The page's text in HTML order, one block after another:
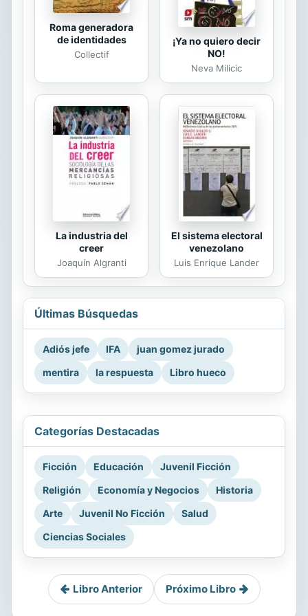
Roma generadora
de identidades
Collectif
¡Ya no quiero decir
NO!
Neva Milicic
La industria del
creer
Joaquín Algranti
El sistema electoral
venezolano
Luis Enrique Lander
Últimas Búsquedas
Adiós jefe IFA
juan gomez jurado
mentira
la respuesta Libro hueco
Categorías Destacadas
Ficción Educación
Juvenil Ficción
Religión
Economía y Negocios
Historia
Arte
Juvenil No Ficción
Salud
Ciencias Sociales
Libro Anterior Próximo Libro